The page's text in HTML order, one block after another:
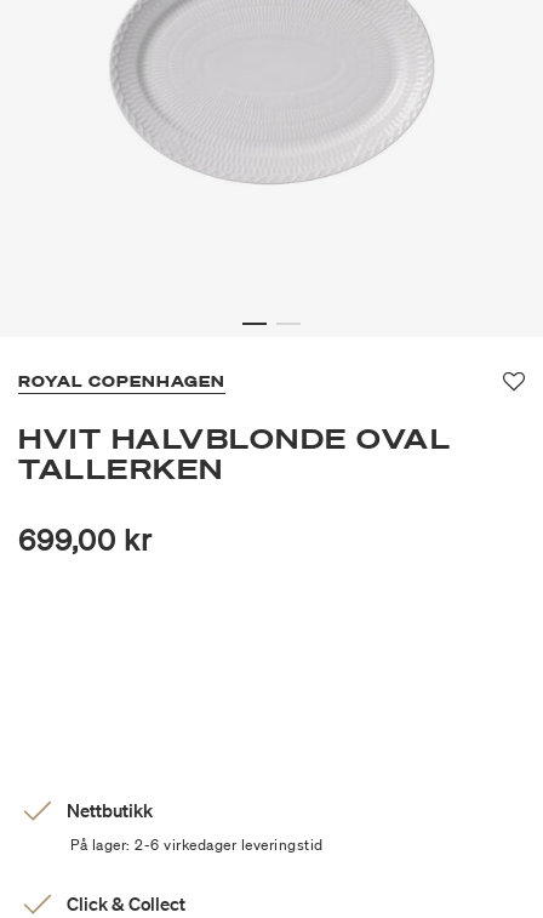
ROYAL COPENHAGEN
HVIT HALVBLONDE OVAL
TALLERKEN
699,00 kr
Nettbutikk
På lager: 2-6 virkedager leveringstid
Click & Collect